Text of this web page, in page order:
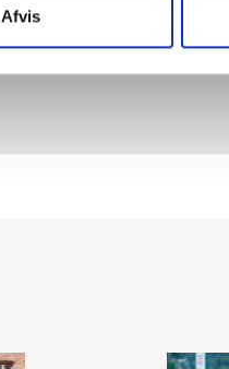
Afvis
Bestil eller